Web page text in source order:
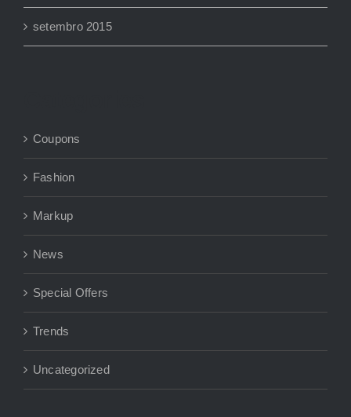
setembro 2015
Coupons
Fashion
Markup
News
Special Offers
Trends
Uncategorized